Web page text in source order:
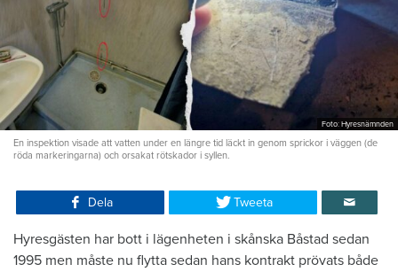
Foto: Hyresnämnden
En inspektion visade att vatten under en längre tid läckt in genom sprickor i väggen (de
röda markeringarna) och orsakat rötskador i syllen.
Dela Tweeta
Hyresgästen har bott i lägenheten i skånska Båstad sedan
1995 men måste nu flytta sedan hans kontrakt prövats både